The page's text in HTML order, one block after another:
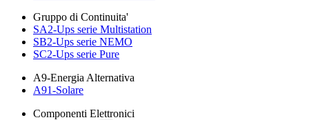
Gruppo di Continuita'
SA2-Ups serie Multistation
SB2-Ups serie NEMO
SC2-Ups serie Pure
A9-Energia Alternativa
A91-Solare
Componenti Elettronici